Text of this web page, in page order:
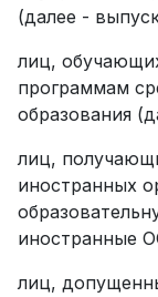
(далее -
лиц,
программам
образования
лиц,
иностранных
иностранные
лиц,